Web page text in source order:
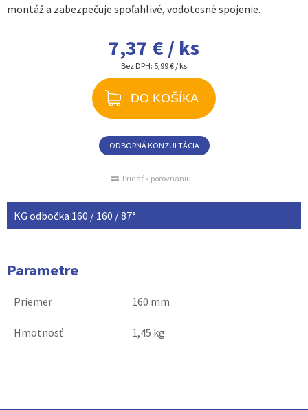
montáž a zabezpečuje spoľahlivé, vodotesné spojenie.
7,37 € / ks
Bez DPH: 5,99 € / ks
DO KOŠÍKA
ODBORNÁ KONZULTÁCIA
Pridať k porovnaniu
KG odbočka 160 / 160 / 87°
Parametre
Priemer 160 mm
Hmotnosť 1,45 kg